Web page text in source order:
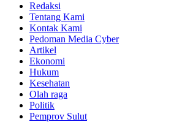
Redaksi
Tentang Kami
Kontak Kami
Pedoman Media Cyber
Artikel
Ekonomi
Hukum
Kesehatan
Olah raga
Politik
Pemprov Sulut